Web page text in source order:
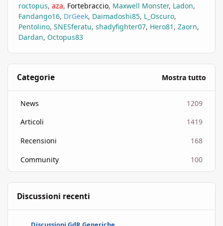
roctopus aza Fortebraccio Maxwell Monster Ladon
Fandango16 DrGeek Daimadoshi85 L_Oscuro
Pentolino SNESferatu shadyfighter07 Hero81 Zaorn
Dardan Octopus83
Categorie Mostra tutto
News
1209
Articoli
1419
Recensioni
168
Community
100
Discussioni recenti